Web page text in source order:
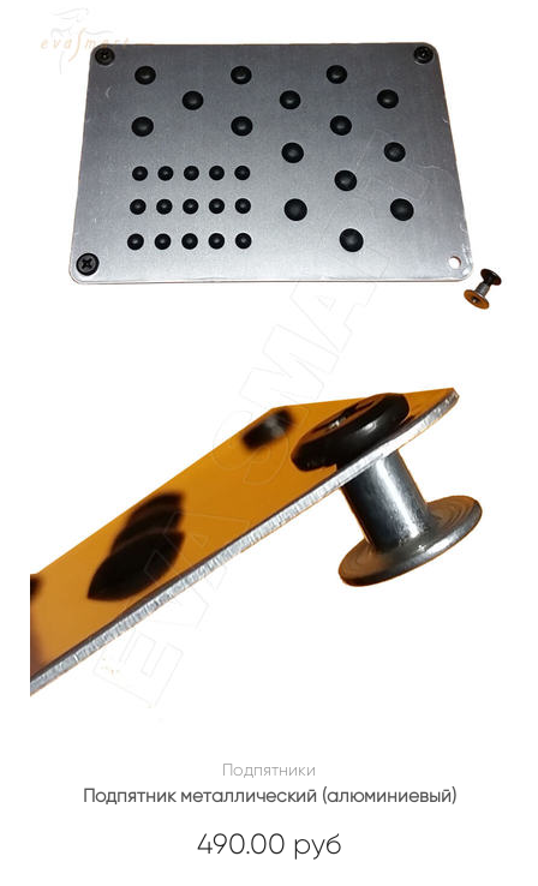
Подпятники
Подпятник металлический (алюминиевый)
490.00 руб